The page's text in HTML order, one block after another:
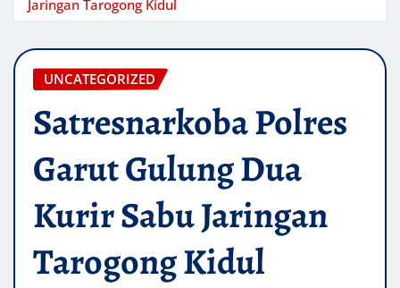
Jaringan Tarogong Kidul
UNCATEGORIZED
Satresnarkoba Polres
Garut Gulung Dua
Kurir Sabu Jaringan
Tarogong Kidul